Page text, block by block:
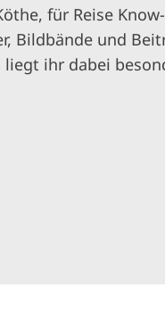
für Reise
Bildbände und
liegt ihr dabei